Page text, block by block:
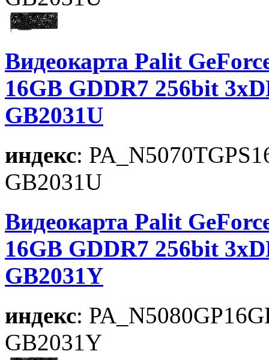
Видеокарта Palit
16GB GDDR7 256bit
GB2031U
индекс:
GB2031U
Видеокарта Palit
16GB GDDR7 256bit
GB2031Y
индекс:
GB2031Y